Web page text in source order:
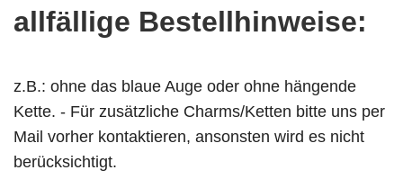
allfällige Bestellhinweise:
z.B.: ohne das blaue Auge oder ohne hängende
Kette. - Für zusätzliche Charms/Ketten bitte uns per
Mail vorher kontaktieren, ansonsten wird es nicht
berücksichtigt.